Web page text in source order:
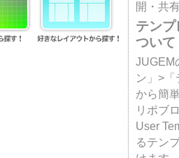
開・共
テン
ついて
JUGEM
ン」>
から簡
リポブ
User
るテン